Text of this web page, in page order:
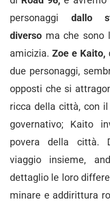
personaggi dallo
diverso ma che sono
amicizia. Zoe e Kaito,
due personaggi,
opposti che si
ricca della città, con
governativo; Kaito
povera della città.
viaggio insieme,
dettaglio le loro
minare e addirittura